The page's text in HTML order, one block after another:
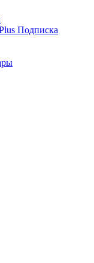
Подписка